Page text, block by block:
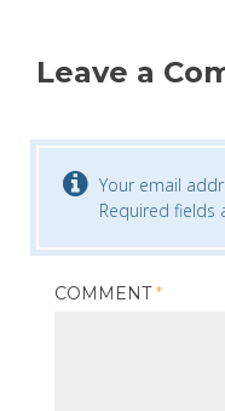
Leave a
Your email
Required fields
COMMENT*